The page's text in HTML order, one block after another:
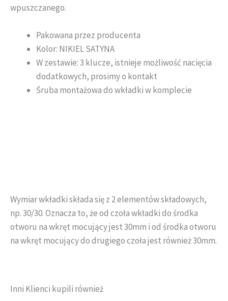
wpuszczanego.
Pakowana przez producenta
Kolor: NIKIEL SATYNA
W zestawie: 3 klucze, istnieje możliwość nacięcia
dodatkowych, prosimy o kontakt
Śruba montażowa do wkładki w komplecie
Wymiar wkładki składa się z 2 elementów składowych,
np. 30/30. Oznacza to, że od czoła wkładki do środka
otworu na wkręt mocujący jest 30mm i od środka otworu
na wkręt mocujący do drugiego czoła jest również 30mm.
Inni Klienci kupili również